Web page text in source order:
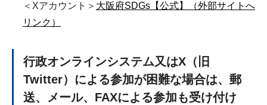
＜Xアカウント＞ 大阪府SDGs【公式】（外部サイトへ
リンク）
行政オンラインシステム又はX（旧
Twitter）による参加が困難な場合は、郵
送、メール、FAXによる参加も受け付け